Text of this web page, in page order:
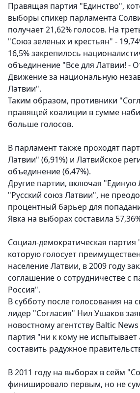
Правящая партия "Единство",
выборы спикер парламента
получает 21,62% голосов. На
"Союз зеленых и крестьян" -
16,5% закрепилось
объединение "Все для Латвии! -
Движение за национальную
Латвии".
Таким образом, противники
правящей коалиции в сумме
больше голосов.
В парламент также проходят
Латвии" (6,91%) и Латвийское
объединение (6,47%).
Другие партии, включая "Единую
"Русский союз Латвии", не
процентный барьер для
Явка на выборах составила
Социал-демократическая партия
которую голосует
население Латвии, в 2009 году
соглашение о сотрудничестве с
Россия".
В субботу после голосования на
лидер "Согласия" Нил Ушаков
новостному агентству Baltic
партия "ни к кому не испытывает
составить радужное
В 2011 году на выборах в сейм
финишировало первым, но не